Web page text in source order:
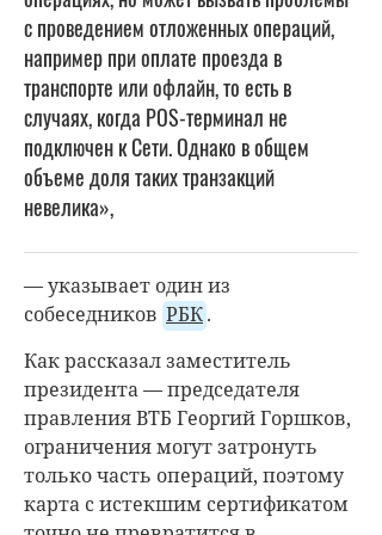
с проведением отложенных операций,
например при оплате проезда в
транспорте или офлайн, то есть в
случаях, когда POS-терминал не
подключен к Сети. Однако в общем
объеме доля таких транзакций
невелика»,
— указывает один из
собеседников РБК.
Как рассказал заместитель
президента — председателя
правления ВТБ Георгий Горшков,
ограничения могут затронуть
только часть операций, поэтому
карта с истекшим сертификатом